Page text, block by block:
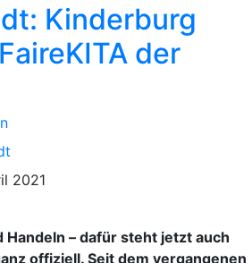
Kinderburg
der
2021
Handeln – dafür steht jetzt auch
offiziell. Seit dem vergangenen